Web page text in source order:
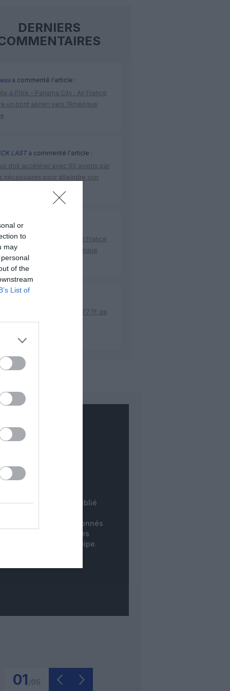
or
to
may
of the
List of
DERNIERS
a commenté l'article :
– Panama City : Air France
un pont aérien vers l’Amérique
LASTa commenté l'article :
doit accélérer avec 90 avions par
nécessaires pour atteindre son
a commenté l'article :
– Panama City : Air France
un pont aérien vers l’Amérique
23 sans escale : le Boeing 777F de
Airlines relie l’Écosse à
COMMENTAIRE
INSTANTANÉ
commentaire est publié
des non-abonnés
ne sont publiés qu'après
par notre équipe.
01